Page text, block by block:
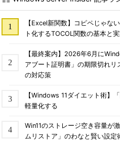
【Excel新関数】コピペじゃ
ト化するTOCOL関数の基本と
【最終案内】2026年6月に
アブート証明書」の期限切れ
の対応策
【Windows 11ダイエット術】
軽量化する
Win11のストレージ空き容量
ムリストア」のわなと賢い設定